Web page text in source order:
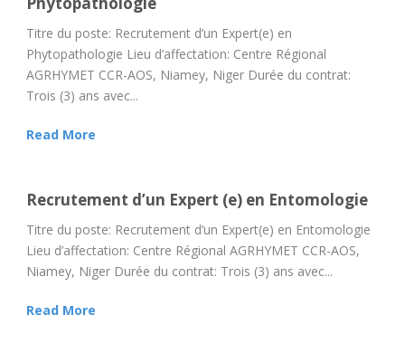
Titre du poste: Recrutement d’un Expert(e) en
Phytopathologie Lieu d’affectation: Centre Régional
AGRHYMET CCR-AOS, Niamey, Niger Durée du contrat:
Trois (3) ans avec...
Read More
Recrutement d’un Expert (e) en Entomologie
Titre du poste: Recrutement d’un Expert(e) en Entomologie
Lieu d’affectation: Centre Régional AGRHYMET CCR-AOS,
Niamey, Niger Durée du contrat: Trois (3) ans avec...
Read More